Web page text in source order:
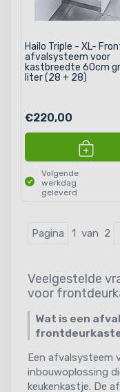
Hailo Triple - XL-
afvalsysteem voor
kastbreedte 60cm
liter (28 + 28)
€220,00
Volgende
werkdag
geleverd
Pagina 1 van 2
Veelgestelde
voor
Wat is een
Een afvalsysteem
inbouwoplossing
keukenkastje. De